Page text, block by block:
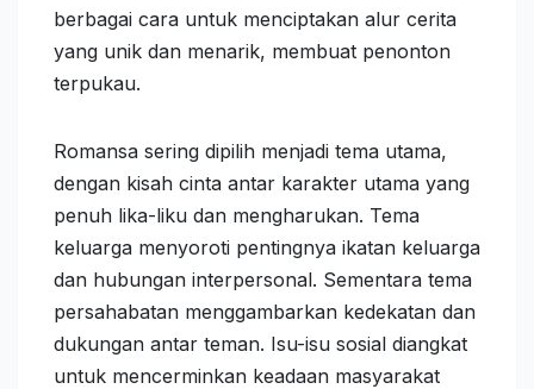
berbagai cara untuk menciptakan alur cerita
yang unik dan menarik, membuat penonton
terpukau.
Romansa sering dipilih menjadi tema utama,
dengan kisah cinta antar karakter utama yang
penuh lika-liku dan mengharukan. Tema
keluarga menyoroti pentingnya ikatan keluarga
dan hubungan interpersonal. Sementara tema
persahabatan menggambarkan kedekatan dan
dukungan antar teman. Isu-isu sosial diangkat
untuk mencerminkan keadaan masyarakat